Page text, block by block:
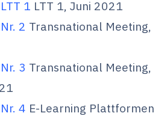
1 LTT 1, Juni 2021
2 Transnational Meeting,
3 Transnational Meeting,
4 E-Learning Plattformen